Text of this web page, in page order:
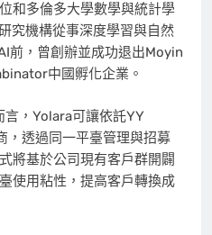
和多倫多大學數學與統計學
究機構從事深度學習與自然
前，曾創辦並成功退出Moyin
中國孵化企業。
，Yolara可讓依託YY
，透過同一平臺管理與招募
將基於公司現有客戶群開闢
使用粘性，提高客戶轉換成